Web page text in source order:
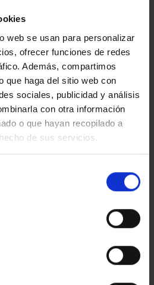
web se usan para personalizar
ofrecer funciones de redes
Además, compartimos
que haga del sitio web con
sociales, publicidad y análisis
con otra información
o que hayan recopilado a
de sus servicios.